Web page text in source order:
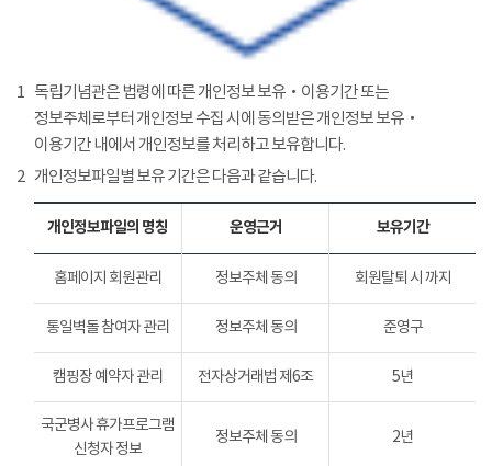
1 독립기념관은 법령에 따른 개인정보 보유‧이용기간 또는
정보주체로부터 개인정보 수집 시에 동의받은 개인정보 보유‧
이용기간 내에서 개인정보를 처리하고 보유합니다.
2 개인정보파일별 보유 기간은 다음과 같습니다.
개인정보파일의 명칭 운영근거 보유기간
홈페이지 회원관리 정보주체 동의 회원탈퇴 시 까지
통일벽돌 참여자 관리 정보주체 동의 준영구
캠핑장 예약자 관리 전자상거래법 제6조 5년
국군병사 휴가프로그램
신청자 정보
정보주체 동의 2년